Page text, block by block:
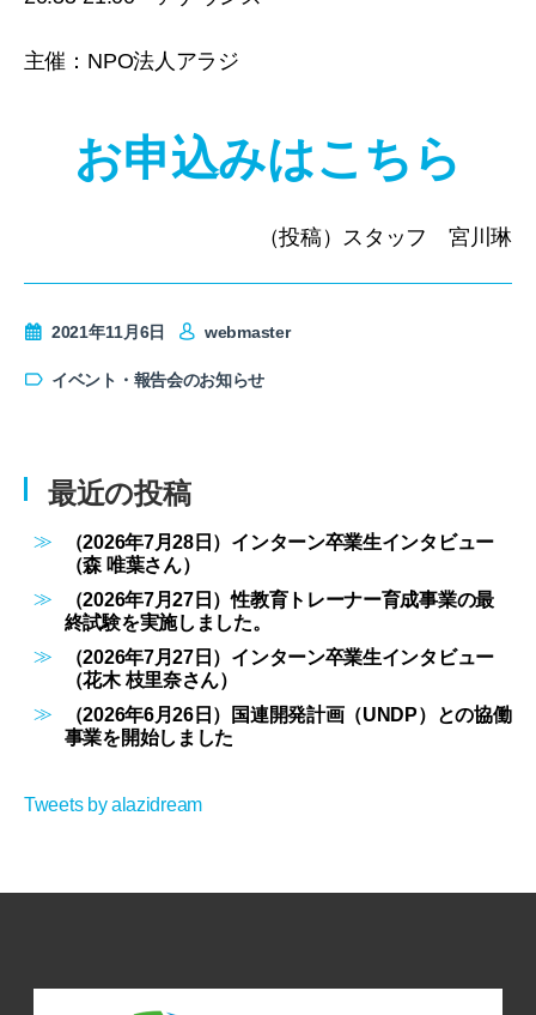
最近の投稿
（2026年7月28日）インターン卒業生インタビュー
（森 唯葉さん）
（2026年7月27日）性教育トレーナー育成事業の最
終試験を実施しました。
（2026年7月27日）インターン卒業生インタビュー
（花木 枝里奈さん）
（2026年6月26日）国連開発計画（UNDP）との協働
事業を開始しました
Tweets by alazidream
主催：NPO法人アラジ
お申込みはこちら
（投稿）スタッフ 宮川琳
2021年11月6日 webmaster
イベント・報告会のお知らせ